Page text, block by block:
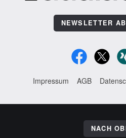
NEWSLETTER
Impressum AGB
NACH